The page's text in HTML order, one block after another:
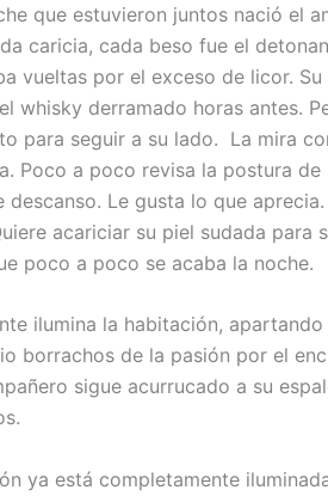
que estuvieron juntos nació el
caricia, cada beso fue el
vueltas por el exceso de licor.
whisky derramado horas antes.
para seguir a su lado. La mira
Poco a poco revisa la postura
descanso. Le gusta lo que
acariciar su piel sudada para
poco a poco se acaba la noche.
ilumina la habitación,
borrachos de la pasión por el
sigue acurrucado a su
ya está completamente